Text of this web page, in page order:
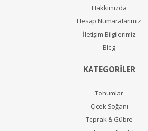
Hakkımızda
Hesap Numaralarımız
İletişim Bilgilerimiz
Blog
KATEGORİLER
Tohumlar
Çiçek Soğanı
Toprak & Gübre